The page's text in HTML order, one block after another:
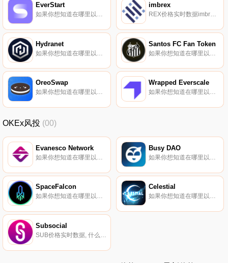
EverStart
如果你想知道在哪里以当前价格购买EverStart,目前交易{EverStart]股票的顶级加密货币交易所是FlatQube交易所。您可以在我们的加密货币交易所页面上找到其他列表。DAO控制的多链启动平台与策划的项目相连接.
imbrex
REX价格实时数据imbrex（REX）是一种加密货币,在以太坊平台上运行。imbrex目前的供应量为24015497.2407,其中8660756正在流通。最近已知的imbrex价格为0.01232972美元,在过去24小时内上涨了9.99美元.
Hydranet Santos FC Fan Token
OreoSwap
如果你想知道在哪里以当前价格购买OreoSwap,目前交易{OreoSwap]股票的顶级加密货币交易所是Uniswap（V3）（ArOREOtrum）和OreoSwap。您可以在我们的加密货币交易所页面上找到其他列表.
Wrapped Everscale
如果你想知道在哪里以当前价格购买Wrapped Everscale,目前交易{Wrapped Everscale]股票的顶级加密货币交易所是FlatQube交易所。您可以在我们的加密货币交易所页面上找到其他列表.
OKEx风投 (00)
Evanesco Network Busy DAO
SpaceFalcon
如果你想知道在哪里以当前价格购买SpaceFalcon,目前交易{SpaceFalcon]股票的顶级加密货币交易所是CoinW、KuCoin、Gate.io和Jupiter。您可以在我们的加密货币交易所页面上找到其他列表.
Celestial
如果你想知道在哪里以当前价格购买Celestial,目前交易{Celestial]股票的顶级加密货币交易所是OKX、KuCoin、Gate.io、XT.COM和MEXC。您可以在我们的加密货币交易所页面上找到其他列表.
Subsocial
SUB价格实时数据, 什么是Subsocial（SUB）？Subsocial是一个用于创建去中心化社交网络和市场的开放平台。它的主要特点是抵制审查制度和内置的货币化方法。该平台允许用户创建自己的去中心化可持续社交网络,并享有对其的完全控制.